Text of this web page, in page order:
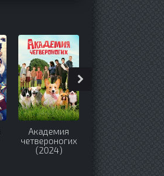
Академия
четвероногих
(2024)
Калимба
(2024)